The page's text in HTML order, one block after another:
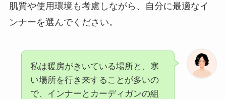
肌質や使用環境も考慮しながら、自分に最適なイ
ンナーを選んでください。
私は暖房がきいている場所と、寒
い場所を行き来することが多いの
で、インナーとカーディガンの組